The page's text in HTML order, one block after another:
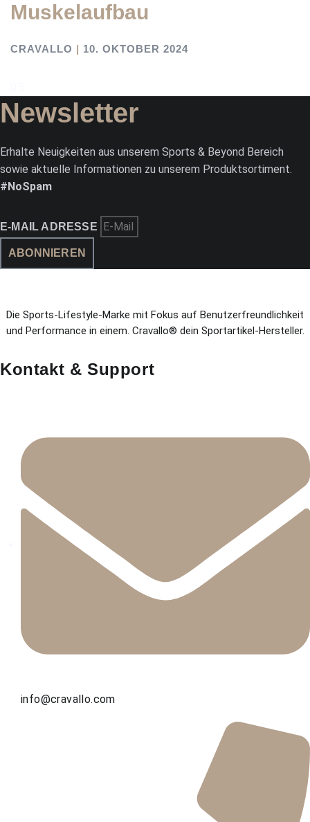
Muskelaufbau
CRAVALLO 10. OKTOBER 2024
Newsletter
Erhalte Neuigkeiten aus unserem Sports & Beyond Bereich
sowie aktuelle Informationen zu unserem Produktsortiment.
#NoSpam
E-MAIL ADRESSE
ABONNIEREN
Die Sports-Lifestyle-Marke mit Fokus auf Benutzerfreundlichkeit
und Performance in einem. Cravallo® dein Sportartikel-Hersteller.
Kontakt & Support
info@cravallo.com